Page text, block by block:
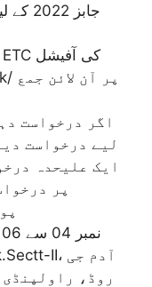
MOD جابز 2022 کے لیے درخواست کیسے دی جائے؟
اگر درخواست
لیے درخواست
ایک علیحدہ
پر
روڈ،